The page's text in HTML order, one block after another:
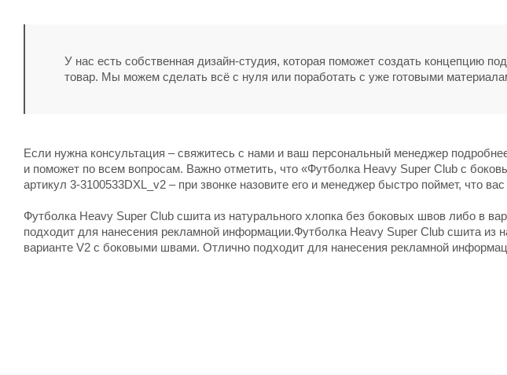
У нас есть собственная дизайн-студия, которая поможет создать концепцию
товар. Мы можем сделать всё с нуля или поработать с уже готовыми
Если нужна консультация – свяжитесь с нами и ваш персональный менеджер
и поможет по всем вопросам. Важно отметить, что «Футболка Heavy Super Club с
артикул 3-3100533DXL_v2 – при звонке назовите его и менеджер быстро поймет, что
Футболка Heavy Super Club сшита из натурального хлопка без боковых швов либо в
подходит для нанесения рекламной информации.Футболка Heavy Super Club сшита из
варианте V2 с боковыми швами. Отлично подходит для нанесения рекламной